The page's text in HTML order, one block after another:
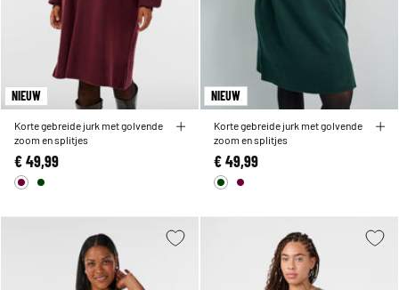
NIEUW
Korte gebreide jurk met golvende
zoom en splitjes
€ 49,99
NIEUW
Korte gebreide jurk met golvende
zoom en splitjes
€ 49,99